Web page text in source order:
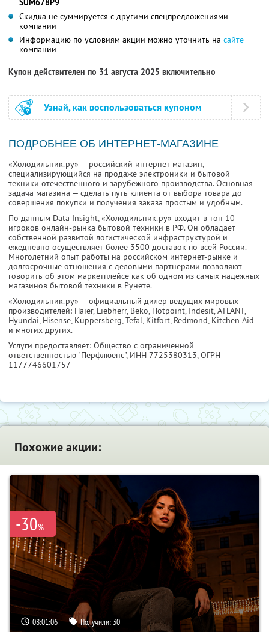
SUM678P9
Скидка не суммируется с другими спецпредложениями
компании
Информацию по условиям акции можно уточнить на сайте
компании
Купон действителен по 31 августа 2025 включительно
Узнай, как воспользоваться купоном
ПОДРОБНЕЕ ОБ ИНТЕРНЕТ-МАГАЗИНЕ
«Холодильник.ру» — российский интернет-магазин,
специализирующийся на продаже электроники и бытовой
техники отечественного и зарубежного производства. Основная
задача магазина — сделать путь клиента от выбора товара до
совершения покупки и получения заказа простым и удобным.
По данным Data Insight, «Холодильник.ру» входит в топ-10
игроков онлайн-рынка бытовой техники в РФ. Он обладает
собственной развитой логистической инфраструктурой и
ежедневно осуществляет более 3500 доставок по всей России.
Многолетний опыт работы на российском интернет-рынке и
долгосрочные отношения с деловыми партнерами позволяют
говорить об этом маркетплейсе как об одном из самых надежных
магазинов бытовой техники в Рунете.
«Холодильник.ру» — официальный дилер ведущих мировых
производителей: Haier, Liebherr, Beko, Hotpoint, Indesit, ATLANT,
Hyundai, Hisense, Kuppersberg, Tefal, Kitfort, Redmond, Kitchen Aid
и многих других.
Услуги предоставляет: Общество с ограниченной
ответственностью "Перфлюенс", ИНН 7725380313, ОГРН
1177746601757
Похожие акции:
-30%
08:01:05 Получили: 30